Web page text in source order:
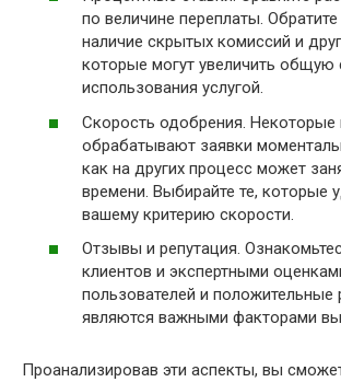
по величине переплаты.
наличие скрытых комиссий и
которые могут увеличить общую
использования услугой.
Скорость одобрения.
обрабатывают заявки
как на других процесс может
времени. Выбирайте те, которые
вашему критерию скорости.
Отзывы и репутация.
клиентов и экспертными
пользователей и положительные
являются важными факторами
Проанализировав эти аспекты, вы